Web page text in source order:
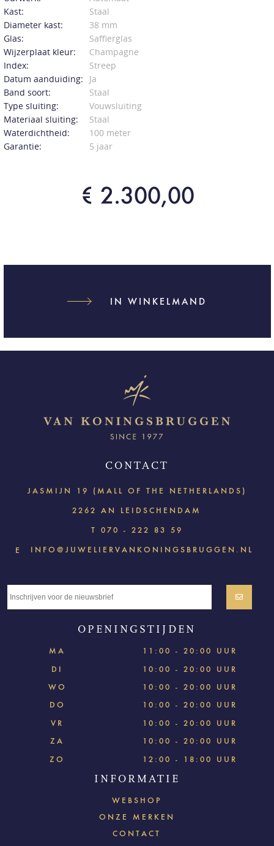
Kast:
Staal
Diameter kast:
38 mm
Glas:
Saffierglas
Wijzerplaat kleur:
Champagne
Index:
Streep
Datum aanduiding:
Ja
Band soort:
Staal
Type sluiting:
Vouwsluiting
Materiaal sluiting:
Staal
Waterdichtheid:
100 meter
Garantie:
5 jaar
€ 2.300,00
IN WINKELMAND
CONTACT
JASMIJN 19 (MALL OF THE NETHERLANDS)
2262 AN LEIDSCHENDAM
T 070 - 222 83 59
E INFO@JUWELIERVANKONINGSBRUGGEN.NL
OPENINGSTIJDEN
MA
11:00 - 20:00 UUR
DI
10:00 - 20:00 UUR
WO
10:00 - 20:00 UUR
DO
10:00 - 20:00 UUR
VR
10:00 - 20:00 UUR
ZA
10:00 - 20:00 UUR
ZO
12:00 - 18:00 UUR
INFORMATIE
WEBSHOP
ONZE MERKEN
CONTACT